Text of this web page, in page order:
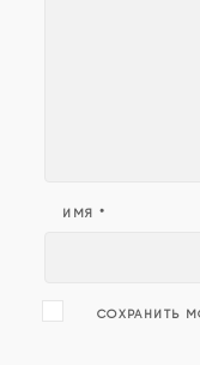
ИМЯ *
СОХРАНИТЬ